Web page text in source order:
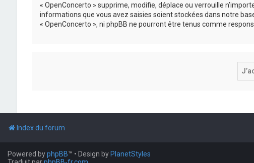
« OpenConcerto » supprime, modifie, déplace ou verrouille
informations que vous avez saisies soient stockées dans notre
« OpenConcerto », ni phpBB ne pourront être tenus comme
Index du forum
Powered byphpBB™ • Design by PlanetStyles